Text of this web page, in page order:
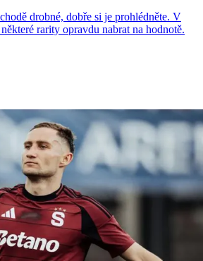
drobné, dobře si je prohlédněte. V
rarity opravdu nabrat na hodnotě.